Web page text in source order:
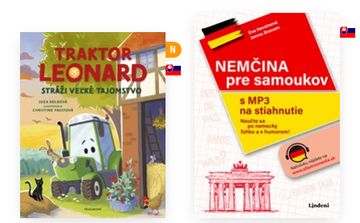
Umenie a kultúra
Výchova a pedagogika
Young adult
Young adult (SK)
Zdravie a životný štýl
Všetky tituly
N